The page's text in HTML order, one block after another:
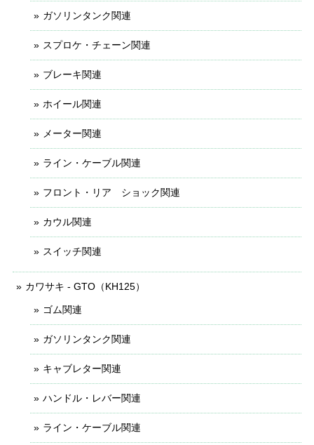
ガソリンタンク関連
スプロケ・チェーン関連
ブレーキ関連
ホイール関連
メーター関連
ライン・ケーブル関連
フロント・リア ショック関連
カウル関連
スイッチ関連
カワサキ - GTO（KH125）
ゴム関連
ガソリンタンク関連
キャブレター関連
ハンドル・レバー関連
ライン・ケーブル関連